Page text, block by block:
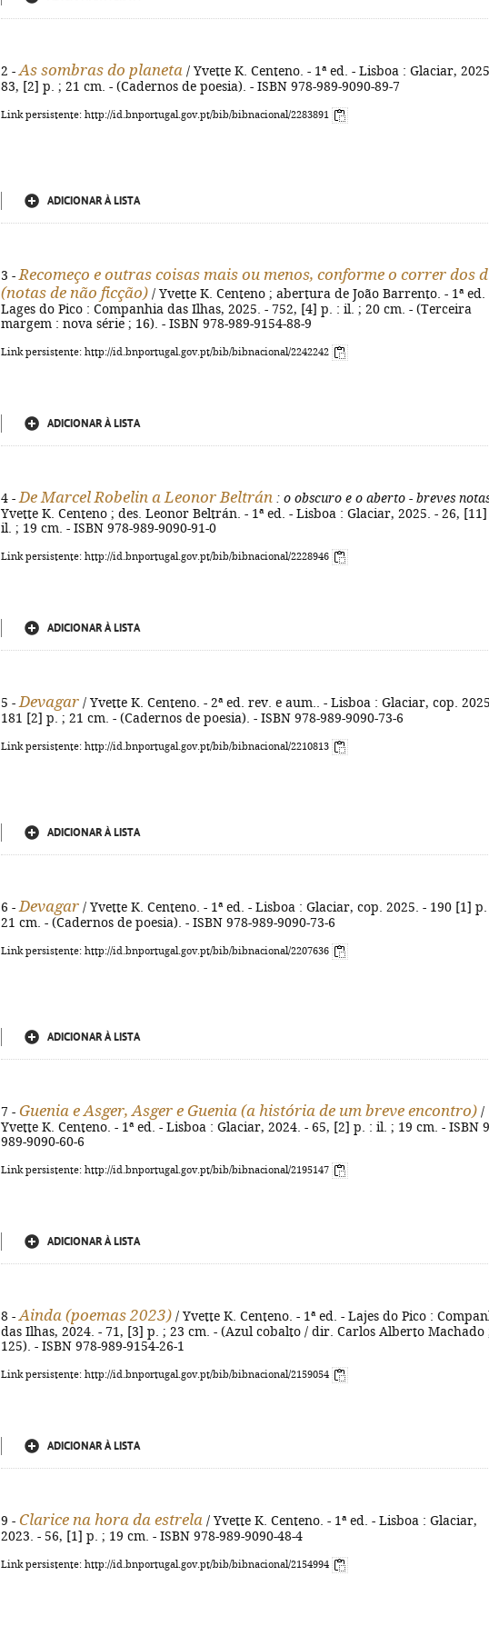
2 - As sombras do planeta / Yvette K. Centeno. - 1ª ed. - Lisboa : Glaciar,
83, [2] p. ; 21 cm. - (Cadernos de poesia). - ISBN 978-989-9090-89-7
Link persistente: http://id.bnportugal.gov.pt/bib/bibnacional/2283891
ADICIONAR À LISTA
3 - Recomeço e outras coisas mais ou menos, conforme o correr dos
(notas de não ficção) / Yvette K. Centeno ; abertura de João Barrento. - 1ª ed.
Lages do Pico : Companhia das Ilhas, 2025. - 752, [4] p. : il. ; 20 cm. - (Terceira
margem : nova série ; 16). - ISBN 978-989-9154-88-9
Link persistente: http://id.bnportugal.gov.pt/bib/bibnacional/2242242
ADICIONAR À LISTA
4 - De Marcel Robelin a Leonor Beltrán : o obscuro e o aberto - breves
Yvette K. Centeno ; des. Leonor Beltrán. - 1ª ed. - Lisboa : Glaciar, 2025. - 26,
il. ; 19 cm. - ISBN 978-989-9090-91-0
Link persistente: http://id.bnportugal.gov.pt/bib/bibnacional/2228946
ADICIONAR À LISTA
5 - Devagar / Yvette K. Centeno. - 2ª ed. rev. e aum.. - Lisboa : Glaciar, cop.
181 [2] p. ; 21 cm. - (Cadernos de poesia). - ISBN 978-989-9090-73-6
Link persistente: http://id.bnportugal.gov.pt/bib/bibnacional/2210813
ADICIONAR À LISTA
6 - Devagar / Yvette K. Centeno. - 1ª ed. - Lisboa : Glaciar, cop. 2025. - 190 [1] p.
21 cm. - (Cadernos de poesia). - ISBN 978-989-9090-73-6
Link persistente: http://id.bnportugal.gov.pt/bib/bibnacional/2207636
ADICIONAR À LISTA
7 - Guenia e Asger, Asger e Guenia (a história de um breve encontro) /
Yvette K. Centeno. - 1ª ed. - Lisboa : Glaciar, 2024. - 65, [2] p. : il. ; 19 cm. - ISBN
989-9090-60-6
Link persistente: http://id.bnportugal.gov.pt/bib/bibnacional/2195147
ADICIONAR À LISTA
8 - Ainda (poemas 2023) / Yvette K. Centeno. - 1ª ed. - Lajes do Pico :
das Ilhas, 2024. - 71, [3] p. ; 23 cm. - (Azul cobalto / dir. Carlos Alberto Machado
125). - ISBN 978-989-9154-26-1
Link persistente: http://id.bnportugal.gov.pt/bib/bibnacional/2159054
ADICIONAR À LISTA
9 - Clarice na hora da estrela / Yvette K. Centeno. - 1ª ed. - Lisboa : Glaciar,
2023. - 56, [1] p. ; 19 cm. - ISBN 978-989-9090-48-4
Link persistente: http://id.bnportugal.gov.pt/bib/bibnacional/2154994